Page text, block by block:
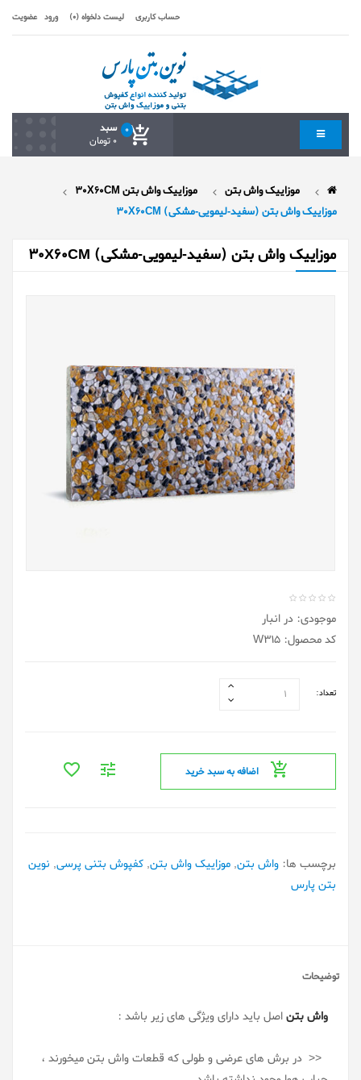
حساب کاربری لیست دلخواه (0) ورود عضویت
سبد 0
0 تومان
موزاییک واش بتن
موزاییک واش بتن 30X60CM
موزاییک واش بتن (سفید-لیمویی-مشکی) 30X60CM
موزاییک واش بتن (سفید-لیمویی-مشکی) 30X60CM
موجودی: در انبار
کد محصول: W315
تعداد:
اضافه به سبد خرید
برچسب ها: واش بتن, موزاییک واش بتن, کفپوش بتنی پرسی, نوین
بتن پارس
توضیحات
واش بتناصل باید دارای ویژگی های زیر باشد :
<< در برش های عرضی و طولی که قطعات واش بتن میخورند ،